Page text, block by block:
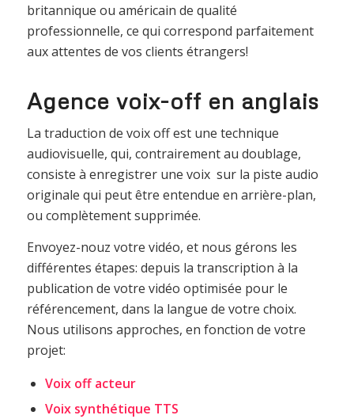
britannique ou américain de qualité
professionnelle, ce qui correspond parfaitement
aux attentes de vos clients étrangers!
Agence voix-off en anglais
La traduction de voix off est une technique
audiovisuelle, qui, contrairement au doublage,
consiste à enregistrer une voix sur la piste audio
originale qui peut être entendue en arrière-plan,
ou complètement supprimée.
Envoyez-nouz votre vidéo, et nous gérons les
différentes étapes: depuis la transcription à la
publication de votre vidéo optimisée pour le
référencement, dans la langue de votre choix.
Nous utilisons approches, en fonction de votre
projet:
Voix off acteur
Voix synthétique TTS